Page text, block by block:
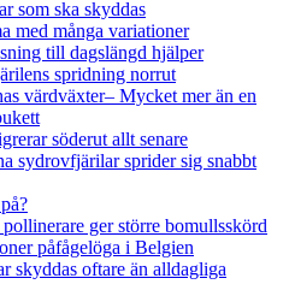
som ska skyddas
med många variationer
till dagslängd hjälper
spridning norrut
värdväxter– Mycket mer än en
söderut allt senare
sydrovfjärilar sprider sig snabbt
ger större bomullsskörd
påfågelöga i Belgien
skyddas oftare än alldagliga